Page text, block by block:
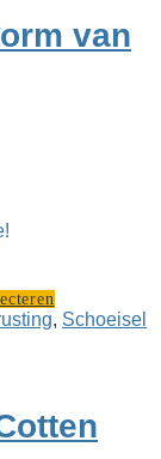
van
Dit
product
optie
kan
, Schoeisel